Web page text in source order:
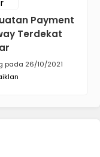
Payment
Terdekat
pada 26/10/2021